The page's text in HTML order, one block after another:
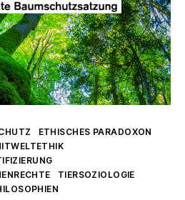
ETHISCHES PARADOXON
TIERSOZIOLOGIE